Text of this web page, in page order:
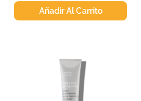
Añadir Al Carrito